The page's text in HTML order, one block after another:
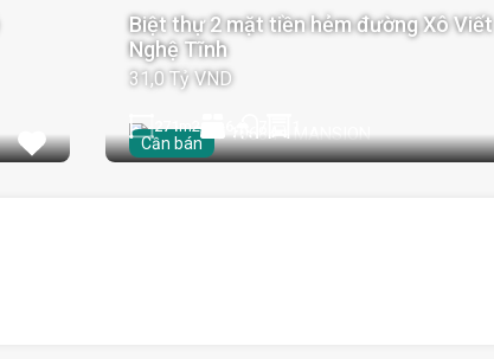
Cần bán
Biệt thự 2 mặt tiền hẻm đường Xô Viết
Nghệ Tĩnh
31,0 Tỷ VND
271m2